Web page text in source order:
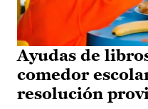
Ayudas de
comedor
resolución